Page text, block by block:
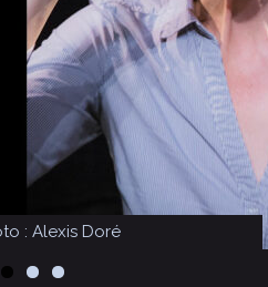
: Alexis Doré